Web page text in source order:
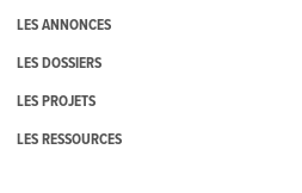
LES ANNONCES
LES DOSSIERS
LES PROJETS
LES RESSOURCES